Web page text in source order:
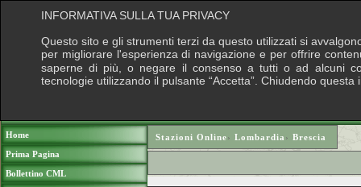
Home
Prima Pagina
Bollettino CML
Stazioni Online› Lombardia › Brescia
INFORMATIVA SULLA TUA PRIVACY
Questo sito e gli strumenti terzi da questo utilizzati si
per migliorare l'esperienza di navigazione e per offrire
saperne di più, o negare il consenso a tutti o ad alcuni
tecnologie utilizzando il pulsante “Accetta”. Chiudendo